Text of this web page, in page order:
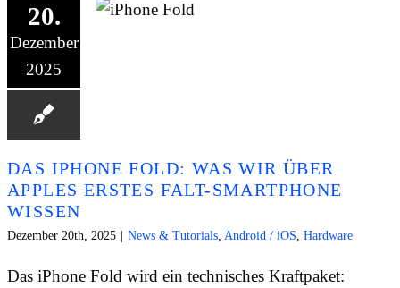
20.
Dezember
2025
DAS IPHONE FOLD: WAS WIR ÜBER
APPLES ERSTES FALT-SMARTPHONE
WISSEN
Dezember 20th, 2025 | News & Tutorials Android / iOS Hardware
Das iPhone Fold wird ein technisches Kraftpaket: